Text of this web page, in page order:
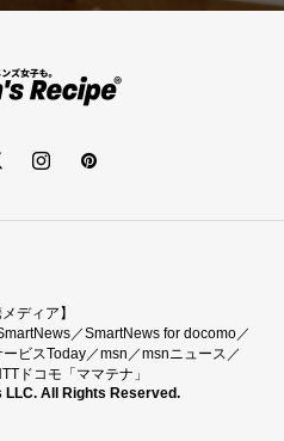
メディア】
／SmartNews for docomo／
ビスToday／msn／msnニュース／
ドコモ「ママテナ」
LLC. All Rights Reserved.